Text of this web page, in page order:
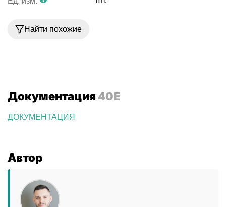
Найти похожие
Документация 40E
ДОКУМЕНТАЦИЯ
Автор